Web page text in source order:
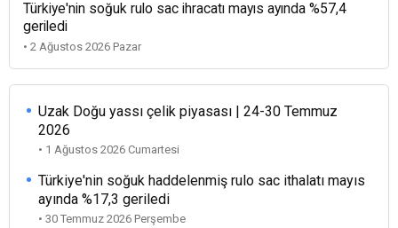
Türkiye'nin soğuk rulo sac ihracatı mayıs ayında %57,4
geriledi
• 2 Ağustos 2026 Pazar
Uzak Doğu yassı çelik piyasası | 24-30 Temmuz
2026
• 1 Ağustos 2026 Cumartesi
Türkiye'nin soğuk haddelenmiş rulo sac ithalatı mayıs
ayında %17,3 geriledi
• 30 Temmuz 2026 Perşembe